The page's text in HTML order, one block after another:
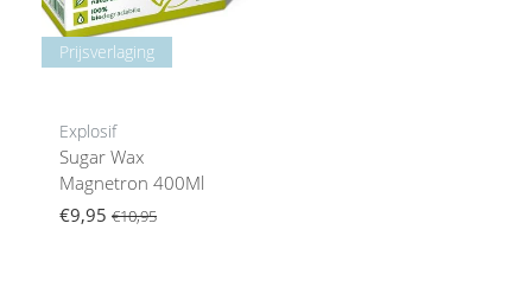
Prijsverlaging
Explosif
Sugar Wax
Magnetron 400Ml
€9,95 €10,95